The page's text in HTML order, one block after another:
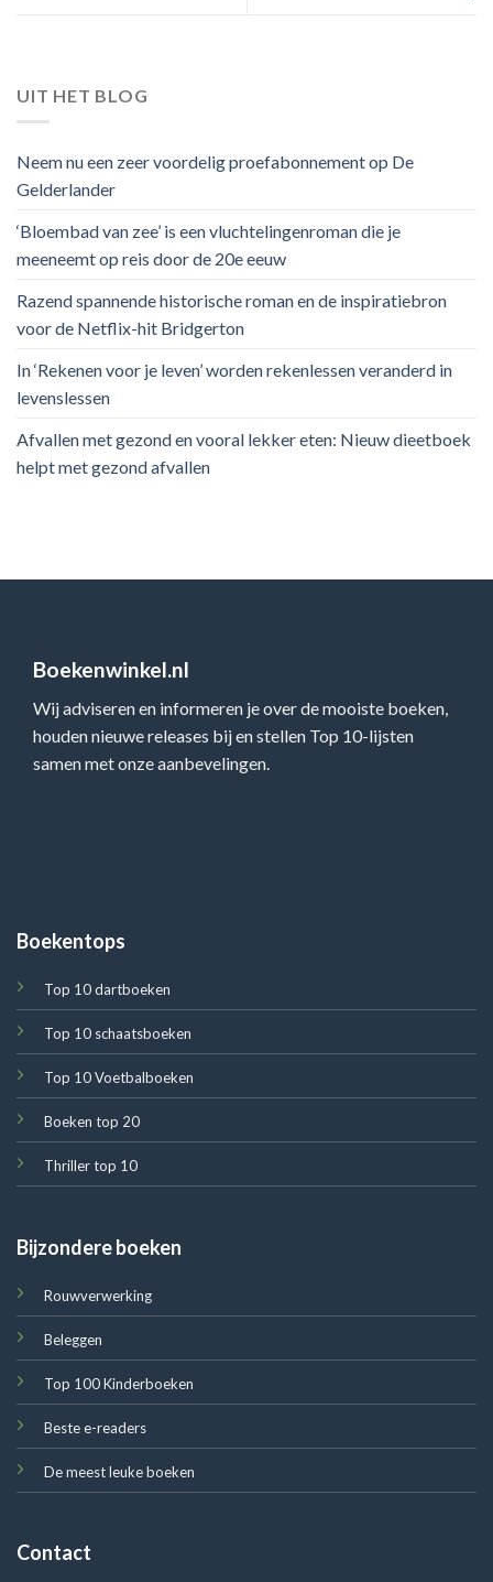
UIT HET BLOG
Neem nu een zeer voordelig proefabonnement op De
Gelderlander
‘Bloembad van zee’ is een vluchtelingenroman die je
meeneemt op reis door de 20e eeuw
Razend spannende historische roman en de inspiratiebron
voor de Netflix-hit Bridgerton
In ‘Rekenen voor je leven’ worden rekenlessen veranderd in
levenslessen
Afvallen met gezond en vooral lekker eten: Nieuw dieetboek
helpt met gezond afvallen
Boekenwinkel.nl
Wij adviseren en informeren je over de mooiste boeken,
houden nieuwe releases bij en stellen Top 10-lijsten
samen met onze aanbevelingen.
Boekentops
Top 10 dartboeken
Top 10 schaatsboeken
Top 10 Voetbalboeken
Boeken top 20
Thriller top 10
Bijzondere boeken
Rouwverwerking
Beleggen
Top 100 Kinderboeken
Beste e-readers
De meest leuke boeken
Contact